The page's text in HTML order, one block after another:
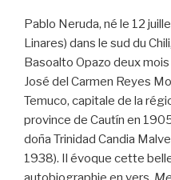
Pablo Neruda, né le 12
Linares) dans le sud du
Basoalto Opazo deux
José del Carmen Reyes
Temuco, capitale de la
province de Cautín en
doña Trinidad Candia
1938). Il évoque cette